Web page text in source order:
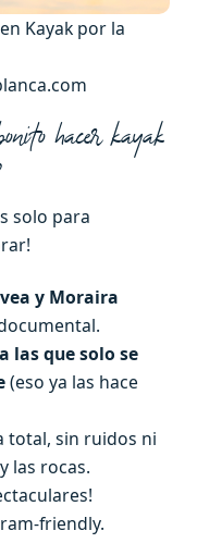
Kayak por la
hacer kayak
solo para
y Moraira
las que solo se
(eso ya las hace
total, sin ruidos ni
las rocas.
friendly.